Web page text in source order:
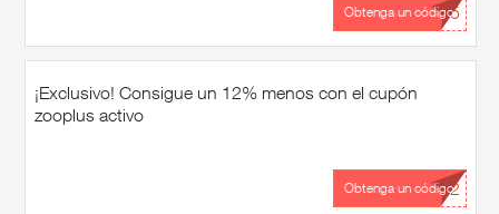
...15
Obtenga un código
¡Exclusivo! Consigue un 12% menos con el cupón
zooplus activo
...12
Obtenga un código